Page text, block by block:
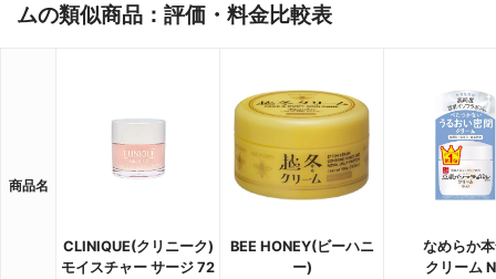
ムの類似商品：評価・料金比較表
商品名
CLINIQUE(クリニーク)
モイスチャー サージ 72
BEE HONEY(ビーハニ
ー)
なめらか
クリーム